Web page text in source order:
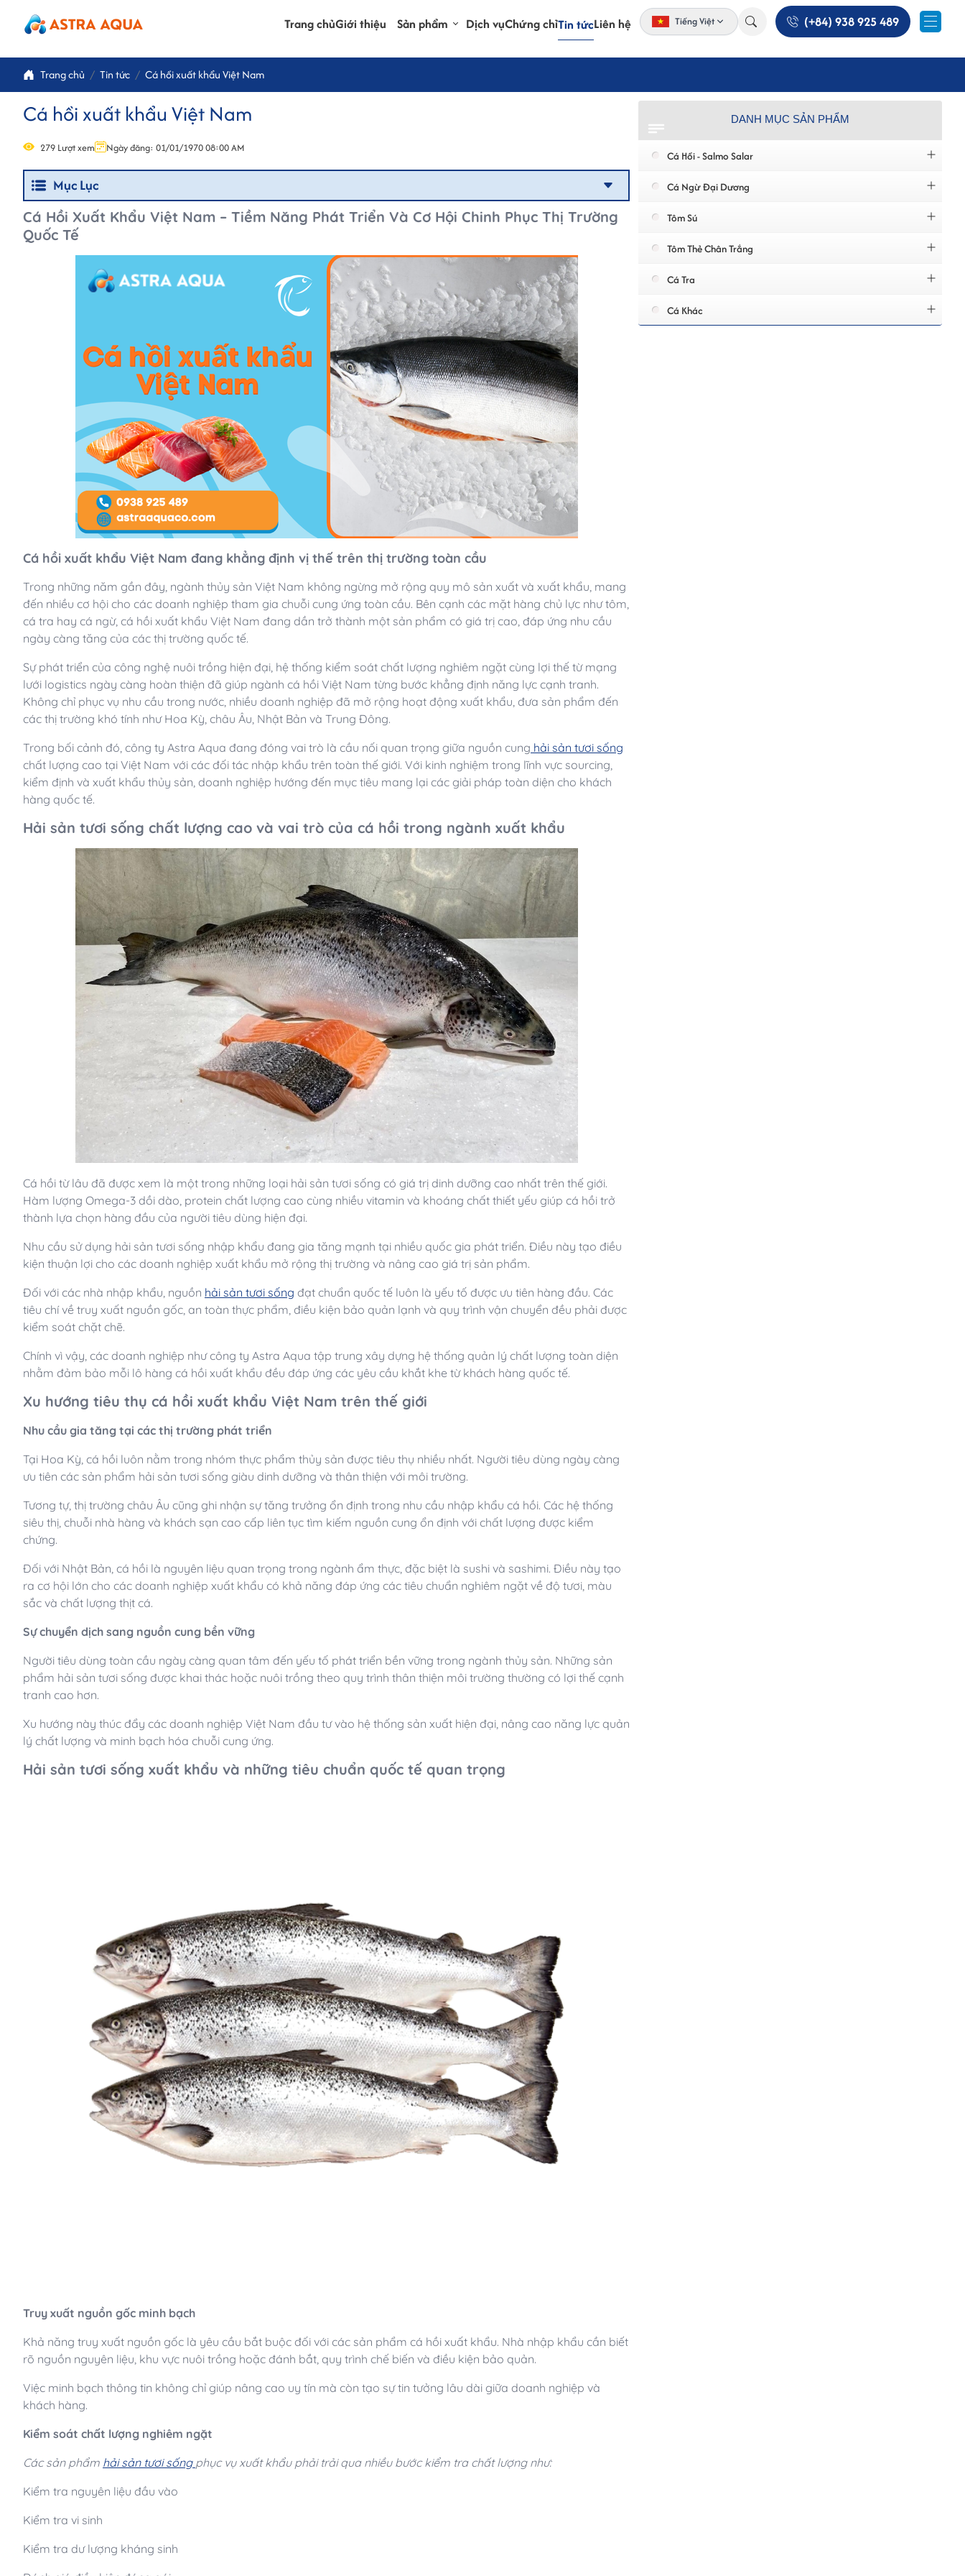
Trang chủGiới thiệu Sản phẩm Dịch vụChứng chỉTin tứcLiên hệ Tiếng Việt (+84) 938 925 489
Trang chủ Tin tức Cá hồi xuất khẩu Việt Nam
Cá hồi xuất khẩu Việt Nam
279 Lượt xem Ngày đăng: 01/01/1970 08:00 AM
Mục Lục
Cá Hồi Xuất Khẩu Việt Nam – Tiềm Năng Phát Triển Và Cơ Hội Chinh Phục Thị Trường
Quốc Tế
Cá hồi xuất khẩu Việt Nam đang khẳng định vị thế trên thị trường toàn cầu
Trong những năm gần đây, ngành thủy sản Việt Nam không ngừng mở rộng quy mô sản xuất và xuất khẩu, mang
đến nhiều cơ hội cho các doanh nghiệp tham gia chuỗi cung ứng toàn cầu. Bên cạnh các mặt hàng chủ lực như tôm,
cá tra hay cá ngừ, cá hồi xuất khẩu Việt Nam đang dần trở thành một sản phẩm có giá trị cao, đáp ứng nhu cầu
ngày càng tăng của các thị trường quốc tế.
Sự phát triển của công nghệ nuôi trồng hiện đại, hệ thống kiểm soát chất lượng nghiêm ngặt cùng lợi thế từ mạng
lưới logistics ngày càng hoàn thiện đã giúp ngành cá hồi Việt Nam từng bước khẳng định năng lực cạnh tranh.
Không chỉ phục vụ nhu cầu trong nước, nhiều doanh nghiệp đã mở rộng hoạt động xuất khẩu, đưa sản phẩm đến
các thị trường khó tính như Hoa Kỳ, châu Âu, Nhật Bản và Trung Đông.
Trong bối cảnh đó, công ty Astra Aqua đang đóng vai trò là cầu nối quan trọng giữa nguồn cung hải sản tươi sống
chất lượng cao tại Việt Nam với các đối tác nhập khẩu trên toàn thế giới. Với kinh nghiệm trong lĩnh vực sourcing,
kiểm định và xuất khẩu thủy sản, doanh nghiệp hướng đến mục tiêu mang lại các giải pháp toàn diện cho khách
hàng quốc tế.
Hải sản tươi sống chất lượng cao và vai trò của cá hồi trong ngành xuất khẩu
Cá hồi từ lâu đã được xem là một trong những loại hải sản tươi sống có giá trị dinh dưỡng cao nhất trên thế giới.
Hàm lượng Omega-3 dồi dào, protein chất lượng cao cùng nhiều vitamin và khoáng chất thiết yếu giúp cá hồi trở
thành lựa chọn hàng đầu của người tiêu dùng hiện đại.
Nhu cầu sử dụng hải sản tươi sống nhập khẩu đang gia tăng mạnh tại nhiều quốc gia phát triển. Điều này tạo điều
kiện thuận lợi cho các doanh nghiệp xuất khẩu mở rộng thị trường và nâng cao giá trị sản phẩm.
Đối với các nhà nhập khẩu, nguồn hải sản tươi sống đạt chuẩn quốc tế luôn là yếu tố được ưu tiên hàng đầu. Các
tiêu chí về truy xuất nguồn gốc, an toàn thực phẩm, điều kiện bảo quản lạnh và quy trình vận chuyển đều phải được
kiểm soát chặt chẽ.
Chính vì vậy, các doanh nghiệp như công ty Astra Aqua tập trung xây dựng hệ thống quản lý chất lượng toàn diện
nhằm đảm bảo mỗi lô hàng cá hồi xuất khẩu đều đáp ứng các yêu cầu khắt khe từ khách hàng quốc tế.
Xu hướng tiêu thụ cá hồi xuất khẩu Việt Nam trên thế giới
Nhu cầu gia tăng tại các thị trường phát triển
Tại Hoa Kỳ, cá hồi luôn nằm trong nhóm thực phẩm thủy sản được tiêu thụ nhiều nhất. Người tiêu dùng ngày càng
ưu tiên các sản phẩm hải sản tươi sống giàu dinh dưỡng và thân thiện với môi trường.
Tương tự, thị trường châu Âu cũng ghi nhận sự tăng trưởng ổn định trong nhu cầu nhập khẩu cá hồi. Các hệ thống
siêu thị, chuỗi nhà hàng và khách sạn cao cấp liên tục tìm kiếm nguồn cung ổn định với chất lượng được kiểm
chứng.
Đối với Nhật Bản, cá hồi là nguyên liệu quan trọng trong ngành ẩm thực, đặc biệt là sushi và sashimi. Điều này tạo
ra cơ hội lớn cho các doanh nghiệp xuất khẩu có khả năng đáp ứng các tiêu chuẩn nghiêm ngặt về độ tươi, màu
sắc và chất lượng thịt cá.
Sự chuyển dịch sang nguồn cung bền vững
Người tiêu dùng toàn cầu ngày càng quan tâm đến yếu tố phát triển bền vững trong ngành thủy sản. Những sản
phẩm hải sản tươi sống được khai thác hoặc nuôi trồng theo quy trình thân thiện môi trường thường có lợi thế cạnh
tranh cao hơn.
Xu hướng này thúc đẩy các doanh nghiệp Việt Nam đầu tư vào hệ thống sản xuất hiện đại, nâng cao năng lực quản
lý chất lượng và minh bạch hóa chuỗi cung ứng.
Hải sản tươi sống xuất khẩu và những tiêu chuẩn quốc tế quan trọng
Truy xuất nguồn gốc minh bạch
Khả năng truy xuất nguồn gốc là yêu cầu bắt buộc đối với các sản phẩm cá hồi xuất khẩu. Nhà nhập khẩu cần biết
rõ nguồn nguyên liệu, khu vực nuôi trồng hoặc đánh bắt, quy trình chế biến và điều kiện bảo quản.
Việc minh bạch thông tin không chỉ giúp nâng cao uy tín mà còn tạo sự tin tưởng lâu dài giữa doanh nghiệp và
khách hàng.
Kiểm soát chất lượng nghiêm ngặt
Các sản phẩm hải sản tươi sống phục vụ xuất khẩu phải trải qua nhiều bước kiểm tra chất lượng như:
Kiểm tra nguyên liệu đầu vào
Kiểm tra vi sinh
Kiểm tra dư lượng kháng sinh
DANH MỤC SẢN PHẨM
Cá Hồi - Salmo Salar
Cá Ngừ Đại Dương
Tôm Sú
Tôm Thẻ Chân Trắng
Cá Tra
Cá Khác